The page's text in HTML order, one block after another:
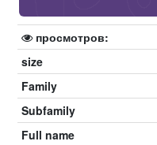
просмотров:
size
Family
Subfamily
Full name